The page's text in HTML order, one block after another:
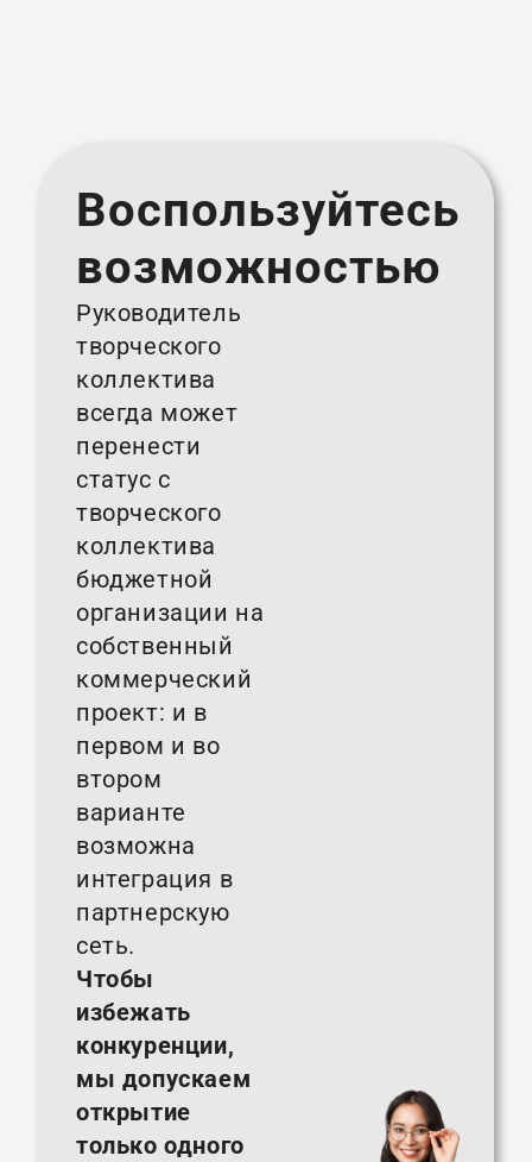
Воспользуйтесь
возможностью
Руководитель
творческого
коллектива
всегда может
перенести
статус с
творческого
коллектива
бюджетной
организации на
собственный
коммерческий
проект: и в
первом и во
втором
варианте
возможна
интеграция в
партнерскую
сеть.
Чтобы
избежать
конкуренции,
мы допускаем
открытие
только одного